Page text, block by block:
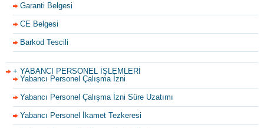
Garanti Belgesi
CE Belgesi
Barkod Tescili
+ YABANCI PERSONEL İŞLEMLERİ
Yabancı Personel Çalışma İzni
Yabancı Personel Çalışma İzni Süre Uzatımı
Yabancı Personel İkamet Tezkeresi